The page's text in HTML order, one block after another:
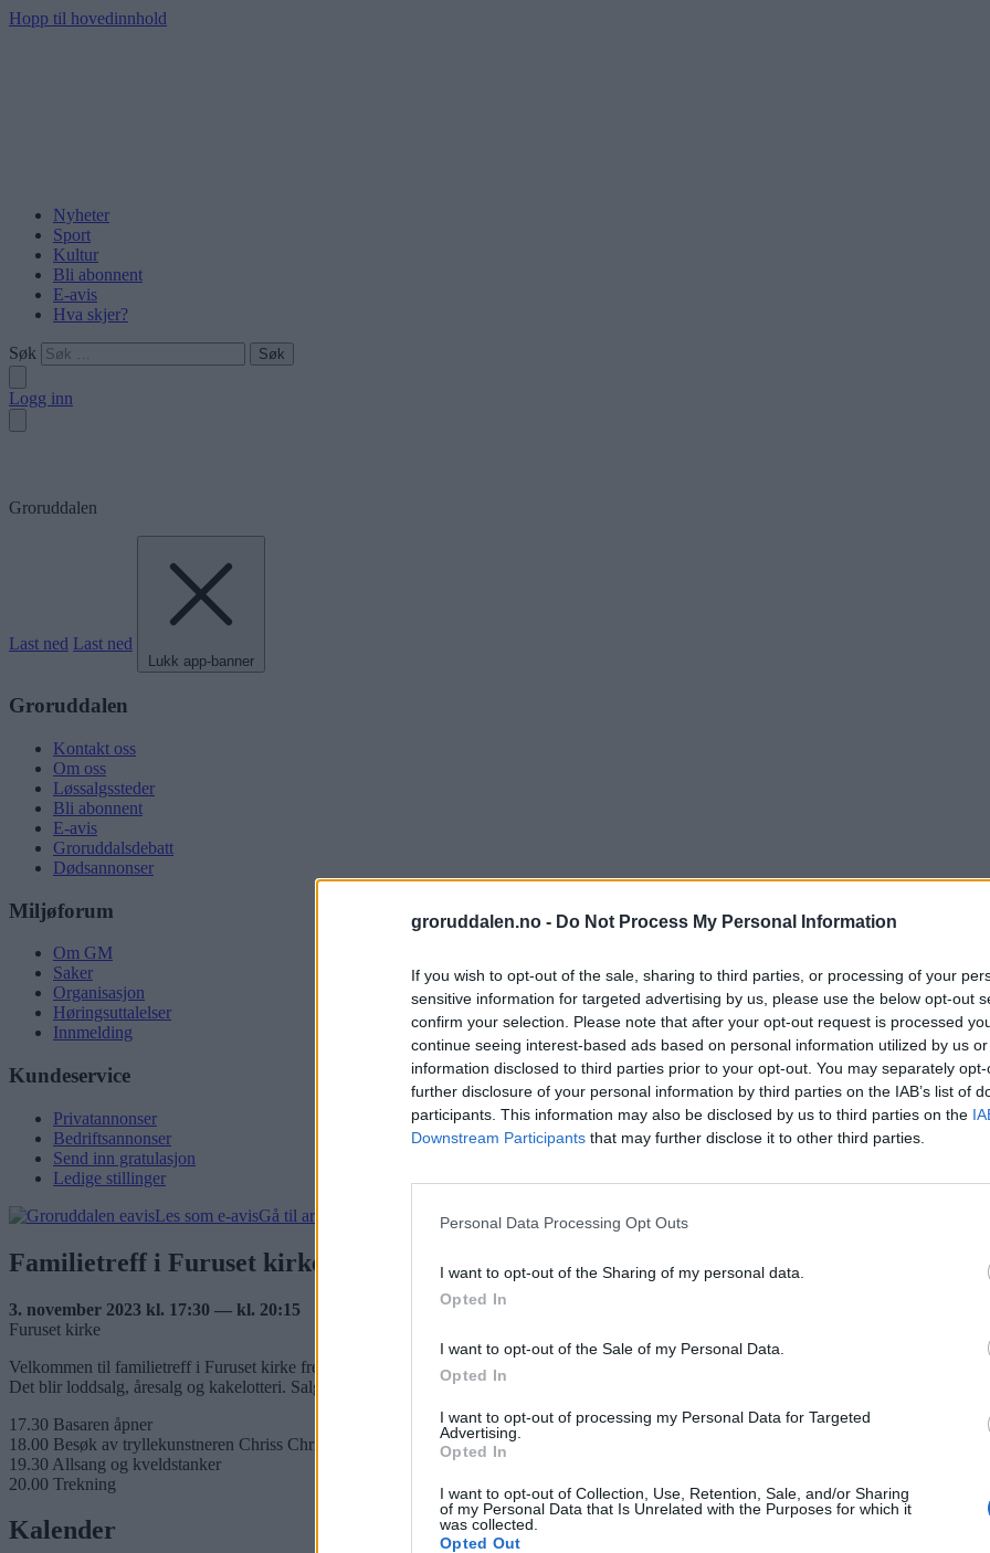
groruddalen.no - Do Not Process My Personal Information
If you wish to opt-out of the sale, sharing to third parties, or processing of your
sensitive information for targeted advertising by us, please use the below opt-out
confirm your selection. Please note that after your opt-out request is processed
continue seeing interest-based ads based on personal information utilized by us
information disclosed to third parties prior to your opt-out. You may separately
further disclosure of your personal information by third parties on the IAB’s list of
participants. This information may also be disclosed by us to third parties on the
Downstream Participants that may further disclose it to other third parties.
Personal Data Processing Opt Outs
I want to opt-out of the Sharing of my personal data.
Opted In
I want to opt-out of the Sale of my Personal Data.
Opted In
I want to opt-out of processing my Personal Data for Targeted
Advertising.
Opted In
I want to opt-out of Collection, Use, Retention, Sale, and/or Sharing
of my Personal Data that Is Unrelated with the Purposes for which it
was collected.
Opted Out
Hopp til hovedinnhold
Nyheter
Sport
Kultur
Bli abonnent
E-avis
Hva skjer?
Søk
Logg inn
Groruddalen
Last ned Last ned
Lukk app-banner
Groruddalen
Kontakt oss
Om oss
Løssalgssteder
Bli abonnent
E-avis
Groruddalsdebatt
Dødsannonser
Miljøforum
Om GM
Saker
Organisasjon
Høringsuttalelser
Innmelding
Kundeservice
Privatannonser
Bedriftsannonser
Send inn gratulasjon
Ledige stillinger
Les som e-avisGå til arkivet
Familietreff i Furuset kirke
3. november 2023 kl. 17:30 — kl. 20:15
Furuset kirke
Velkommen til familietreff i Furuset kirke fredag 3.november kl. 17.30 – 20.15
Det blir loddsalg, åresalg og kakelotteri. Salg av pølser, vafler, kaffe/te og mineralvann.
17.30 Basaren åpner
18.00 Besøk av tryllekunstneren Chriss Chrissell
19.30 Allsang og kveldstanker
20.00 Trekning
Kalender